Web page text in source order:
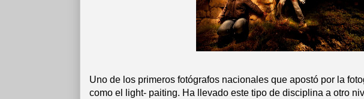
Uno de los primeros fotógrafos nacionales que apostó por la
como el light- paiting. Ha llevado este tipo de disciplina a otro